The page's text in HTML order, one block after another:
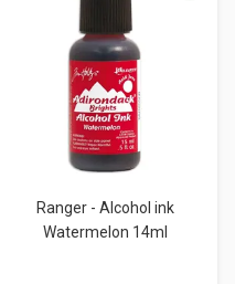
Ranger - Alcohol ink
Watermelon 14ml